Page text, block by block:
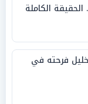
الكاملة
فرحته في